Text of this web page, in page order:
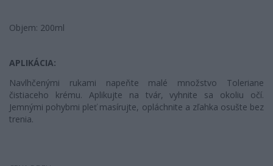
Objem: 200ml
APLIKÁCIA:
Navlhčenými rukami napeňte malé množstvo Toleriane
čistiaceho krému. Aplikujte na tvár, vyhnite sa okoliu očí.
Jemnými pohybmi pleť masírujte, opláchnite a zľahka osušte bez
trenia.